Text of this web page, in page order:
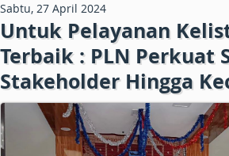
Sabtu, 27 April 2024
Untuk Pelayanan
Terbaik : PLN Perkuat
Stakeholder Hingga